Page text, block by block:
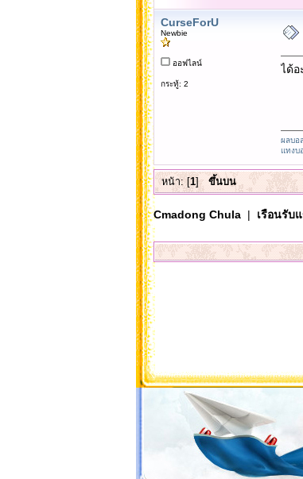
CurseForU
Newbie
ออฟไลน์
กระทู้: 2
ได้อ
ผลบอ
แทงบ
หน้า: [1] ขึ้นบน
Cmadong Chula| เรือนรับ